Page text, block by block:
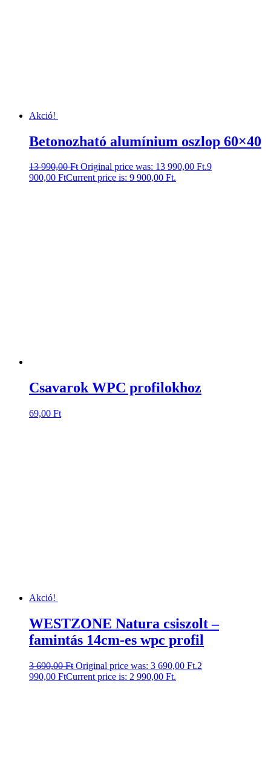
Akció!
Betonozható alumínium oszlop 60×40
13 990,00Ft Original price was: 13 990,00 Ft.9
900,00 FtCurrent price is: 9 900,00 Ft.
Csavarok WPC profilokhoz
69,00 Ft
Akció!
WESTZONE Natura csiszolt –
famintás 14cm-es wpc profil
3 690,00Ft Original price was: 3 690,00 Ft.2
990,00 FtCurrent price is: 2 990,00 Ft.